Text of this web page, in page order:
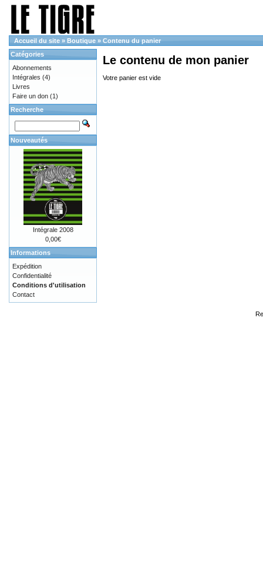
Accueil du site » Boutique » Contenu du panier
Le contenu de mon panier
Votre panier est vide
Catégories
Abonnements
Intégrales (4)
Livres
Faire un don (1)
Recherche
Nouveautés
Intégrale 2008
0,00€
Informations
Expédition
Confidentialité
Conditions d'utilisation
Contact